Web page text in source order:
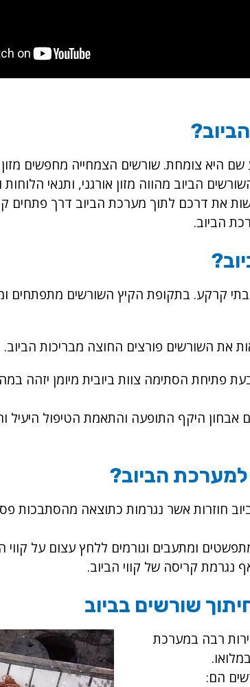
היא צומחת. שורשים הצמחייה מחפשים מזון
הביוב מהווה מזון אורגני, ותנאי
את דרכם לתוך מערכת הביוב דרך פתחים
הביוב.
קרקע. בתקופת הקיץ השורשים מתפתחים
את השורשים פורצים החוצה מבריכות הביוב.
פתיחת הסתימה צוות ביובית מיומן יזהה
היקף התופעה והתאמת הטיפול היעיל
הביוב?
חוזרות אשר נגרמות כתוצאה מהסתבכות
ומתעבים וגורמים ללחץ עצום על קווי
נגרמת קריסה של קווי הביוב.
שורשים בביוב
רבה במערכת
הם: